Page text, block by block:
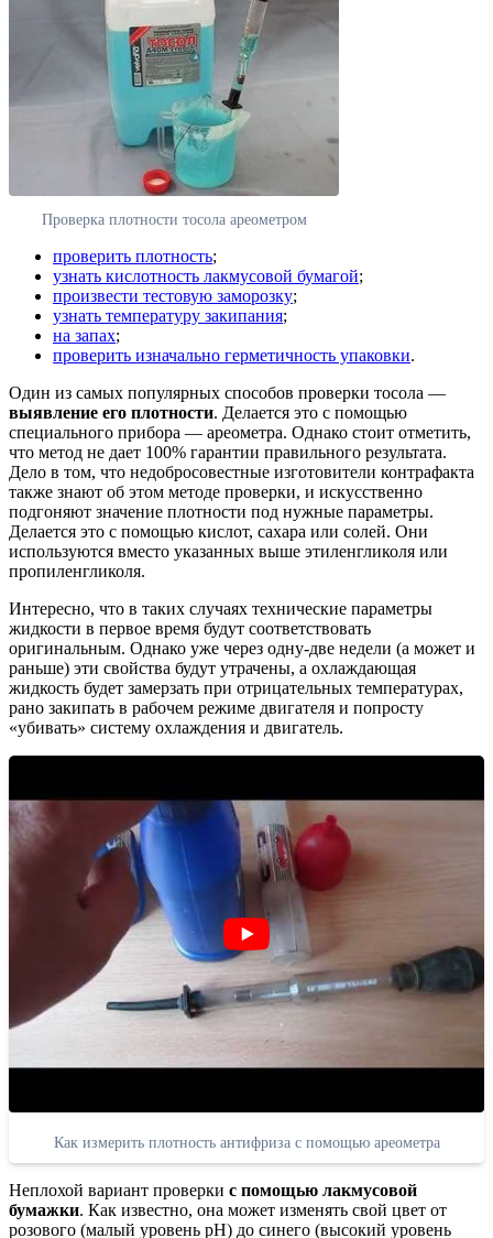
Проверка плотности тосола ареометром
проверить плотность;
узнать кислотность лакмусовой бумагой;
произвести тестовую заморозку;
узнать температуру закипания;
на запах;
проверить изначально герметичность упаковки.
Один из самых популярных способов проверки тосола —
выявление его плотности. Делается это с помощью
специального прибора — ареометра. Однако стоит отметить,
что метод не дает 100% гарантии правильного результата.
Дело в том, что недобросовестные изготовители контрафакта
также знают об этом методе проверки, и искусственно
подгоняют значение плотности под нужные параметры.
Делается это с помощью кислот, сахара или солей. Они
используются вместо указанных выше этиленгликоля или
пропиленгликоля.
Интересно, что в таких случаях технические параметры
жидкости в первое время будут соответствовать
оригинальным. Однако уже через одну-две недели (а может и
раньше) эти свойства будут утрачены, а охлаждающая
жидкость будет замерзать при отрицательных температурах,
рано закипать в рабочем режиме двигателя и попросту
«убивать» систему охлаждения и двигатель.
Как измерить плотность антифриза с помощью ареометра
Неплохой вариант проверки с помощью лакмусовой
бумажки. Как известно, она может изменять свой цвет от
розового (малый уровень pH) до синего (высокий уровень